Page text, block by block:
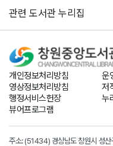
개인정보처리방침
운
영상정보처리방침
저
행정서비스헌장
누
뷰어프로그램
주소: (51434) 경상남도 창원시 성